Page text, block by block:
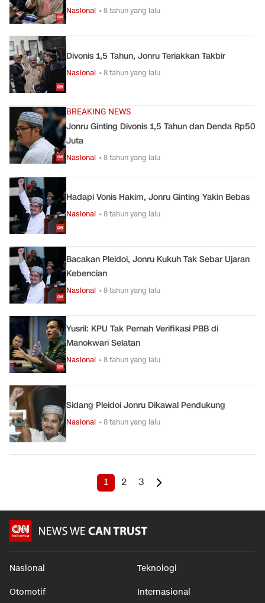
Nasional • 8 tahun yang lalu
Divonis 1,5 Tahun, Jonru Teriakkan Takbir
Nasional • 8 tahun yang lalu
BREAKING NEWS
Jonru Ginting Divonis 1,5 Tahun dan Denda Rp50
Juta
Nasional • 8 tahun yang lalu
Hadapi Vonis Hakim, Jonru Ginting Yakin Bebas
Nasional • 8 tahun yang lalu
Bacakan Pleidoi, Jonru Kukuh Tak Sebar Ujaran
Kebencian
Nasional • 8 tahun yang lalu
Yusril: KPU Tak Pernah Verifikasi PBB di
Manokwari Selatan
Nasional • 8 tahun yang lalu
Sidang Pleidoi Jonru Dikawal Pendukung
Nasional • 8 tahun yang lalu
1 2 3
Nasional Teknologi
Otomotif Internasional